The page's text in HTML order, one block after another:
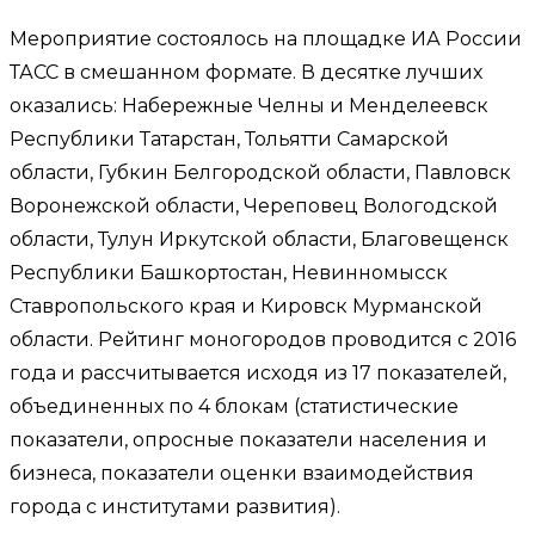
Мероприятие состоялось на площадке ИА России
ТАСС в смешанном формате. В десятке лучших
оказались: Набережные Челны и Менделеевск
Республики Татарстан, Тольятти Самарской
области, Губкин Белгородской области, Павловск
Воронежской области, Череповец Вологодской
области, Тулун Иркутской области, Благовещенск
Республики Башкортостан, Невинномысск
Ставропольского края и Кировск Мурманской
области. Рейтинг моногородов проводится с 2016
года и рассчитывается исходя из 17 показателей,
объединенных по 4 блокам (статистические
показатели, опросные показатели населения и
бизнеса, показатели оценки взаимодействия
города с институтами развития).